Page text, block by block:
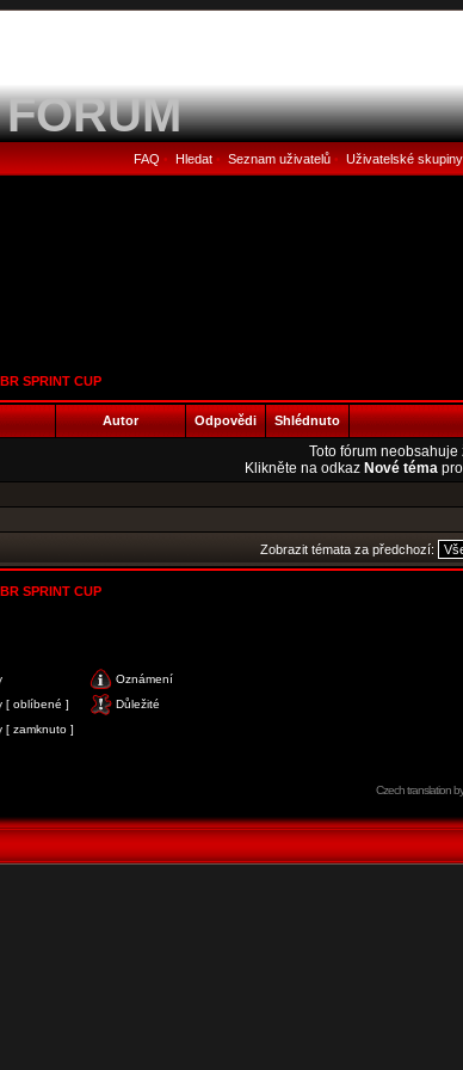
FORUM
FAQ • Hledat• Seznam uživatelů• Uživatelské skupiny
SPRINT CUP
Autor Odpovědi Shlédnuto
Toto fórum neobsahuje
Klikněte na odkaz Nové témapro
Zobrazit témata za předchozí:
SPRINT CUP
Oznámení
[ oblíbené ]
Důležité
[ zamknuto ]
Czech translation